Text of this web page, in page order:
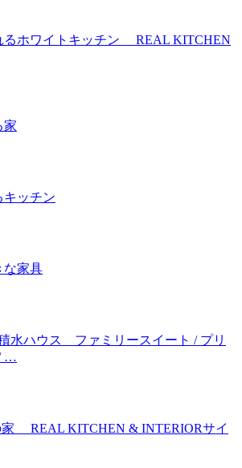
るホワイトキッチン REAL KITCHEN
家
キッチン
な家具
水ハウス ファミリースイート / プリ
…
家 REAL KITCHEN & INTERIORサイ